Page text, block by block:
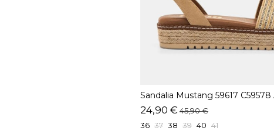
Sandalia Mustang 59617 C59578
24,90 € 45,90 €
36 37 38 39 40 41